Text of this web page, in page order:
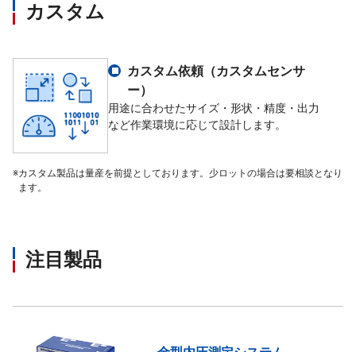
カスタム
カスタム依頼（カスタムセンサ
ー）
用途に合わせたサイズ・形状・精度・出力
など作業環境に応じて設計します。
※カスタム製品は量産を前提としております。少ロットの場合は要相談となり
ます。
注目製品